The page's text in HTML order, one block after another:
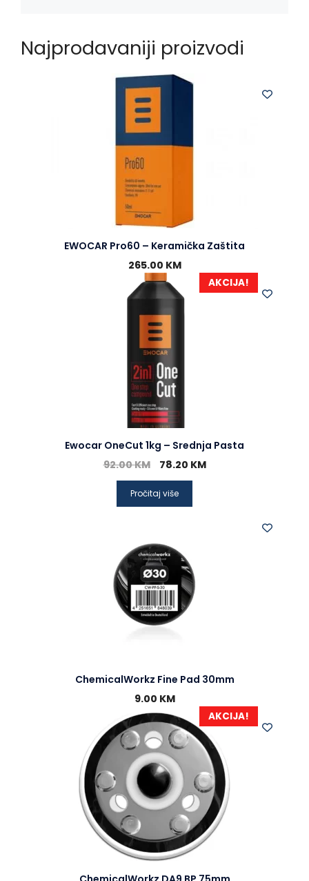
Najprodavaniji proizvodi
EWOCAR Pro60 – Keramička Zaštita
265.00 KM
AKCIJA!
Ewocar OneCut 1kg – Srednja Pasta
92.00KM 78.20 KM
Pročitaj više
ChemicalWorkz Fine Pad 30mm
9.00 KM
AKCIJA!